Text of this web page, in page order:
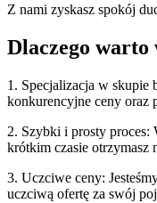
Z nami zyskasz spokój
Dlaczego
1. Specjalizacja w skupie
konkurencyjne ceny oraz
2. Szybki i prosty proces:
krótkim czasie otrzymasz
3. Uczciwe ceny:
uczciwą ofertę za swój